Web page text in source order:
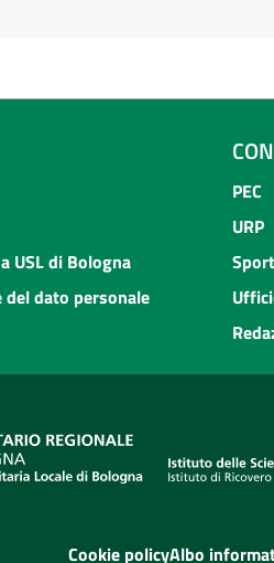
USL di Bologna
del dato personale
PEC
URP
Cookie policyAlbo